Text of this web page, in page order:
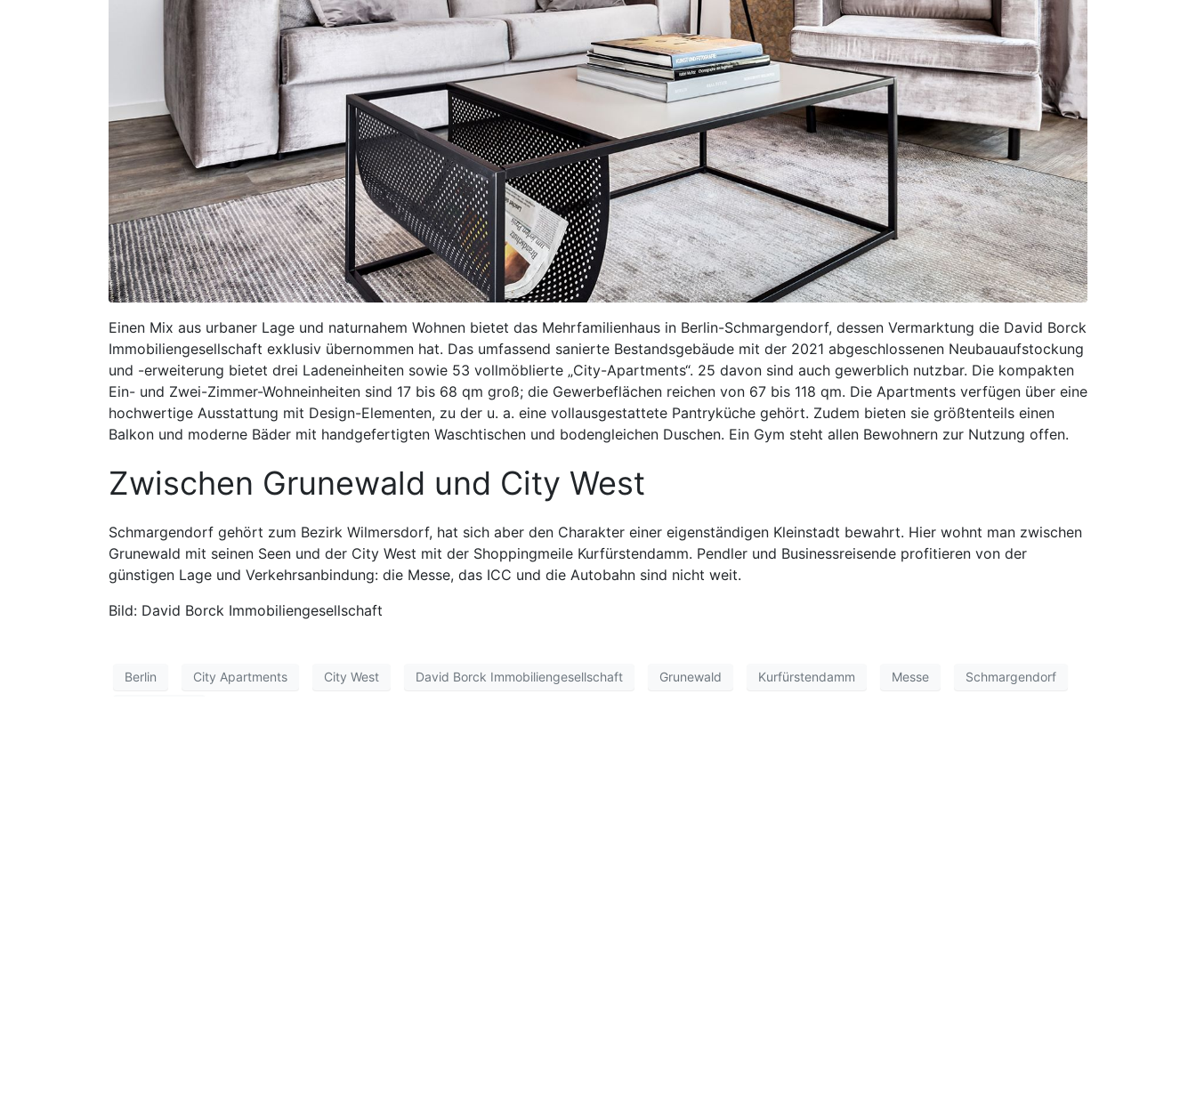
Einen Mix aus urbaner Lage und naturnahem Wohnen bietet das Mehrfamilienhaus in Berlin-Schmargendorf, dessen Vermarktung die David Borck
Immobiliengesellschaft exklusiv übernommen hat. Das umfassend sanierte Bestandsgebäude mit der 2021 abgeschlossenen Neubauaufstockung
und -erweiterung bietet drei Ladeneinheiten sowie 53 vollmöblierte „City-Apartments“. 25 davon sind auch gewerblich nutzbar. Die kompakten
Ein- und Zwei-Zimmer-Wohneinheiten sind 17 bis 68 qm groß; die Gewerbeflächen reichen von 67 bis 118 qm. Die Apartments verfügen über eine
hochwertige Ausstattung mit Design-Elementen, zu der u. a. eine vollausgestattete Pantryküche gehört. Zudem bieten sie größtenteils einen
Balkon und moderne Bäder mit handgefertigten Waschtischen und bodengleichen Duschen. Ein Gym steht allen Bewohnern zur Nutzung offen.
Zwischen Grunewald und City West
Schmargendorf gehört zum Bezirk Wilmersdorf, hat sich aber den Charakter einer eigenständigen Kleinstadt bewahrt. Hier wohnt man zwischen
Grunewald mit seinen Seen und der City West mit der Shoppingmeile Kurfürstendamm. Pendler und Businessreisende profitieren von der
günstigen Lage und Verkehrsanbindung: die Messe, das ICC und die Autobahn sind nicht weit.
Bild: David Borck Immobiliengesellschaft
Berlin City Apartments City West David Borck Immobiliengesellschaft Grunewald Kurfürstendamm Messe Schmargendorf